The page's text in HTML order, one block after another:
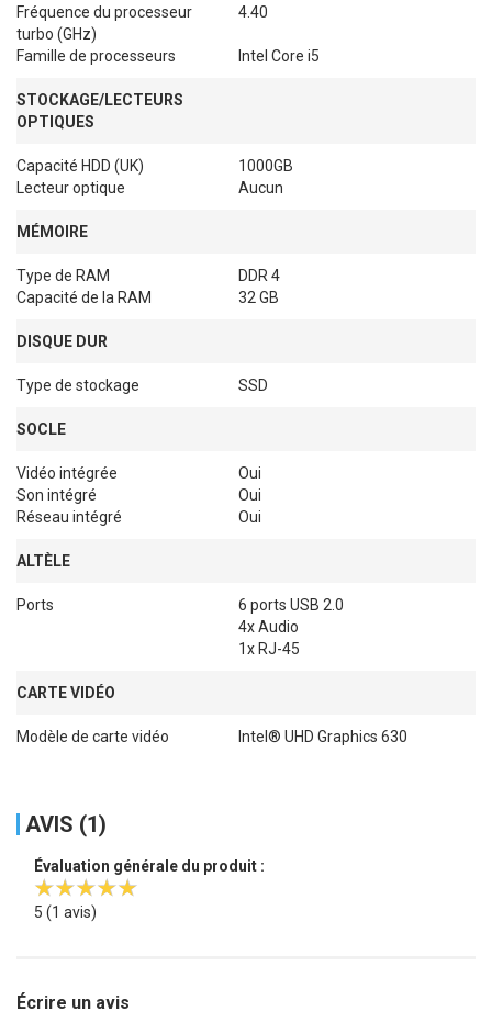
Fréquence du processeur
turbo (GHz)
4.40
Famille de processeurs Intel Core i5
STOCKAGE/LECTEURS
OPTIQUES
Capacité HDD (UK)
1000GB
Lecteur optique
Aucun
MÉMOIRE
Type de RAM
DDR 4
Capacité de la RAM
32 GB
DISQUE DUR
Type de stockage SSD
SOCLE
Vidéo intégrée
Oui
Son intégré
Oui
Réseau intégré
Oui
ALTÈLE
Ports
6 ports USB 2.0
4x Audio
1x RJ-45
CARTE VIDÉO
Modèle de carte vidéo Intel® UHD Graphics 630
AVIS (1)
Évaluation générale du produit :
5 (1 avis)
Écrire un avis